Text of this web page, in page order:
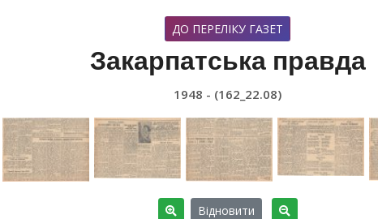
ДО ПЕРЕЛІКУ ГАЗЕТ
Закарпатська правда
1948 - (162_22.08)
Відновити